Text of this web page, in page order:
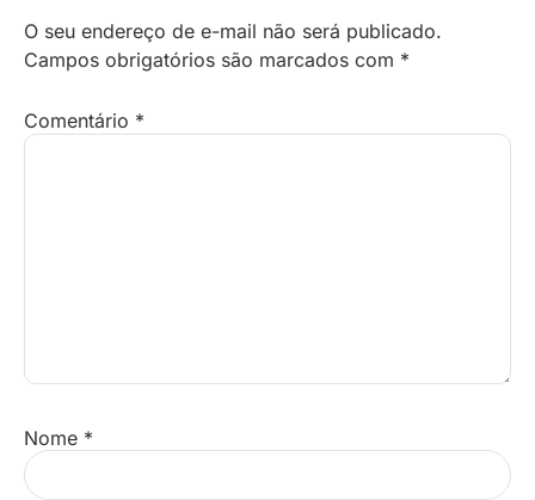
O seu endereço de e-mail não será publicado.
Campos obrigatórios são marcados com *
Comentário *
Nome *